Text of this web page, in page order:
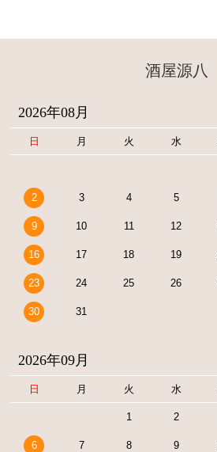
酒屋源八
2026年08月
日 月 火 水
2 3 4 5
9 10 11 12
16 17 18 19
23 24 25 26
30 31
2026年09月
日 月 火 水
1 2
6 7 8 9